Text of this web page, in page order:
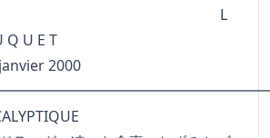
L
Q U E T
2000